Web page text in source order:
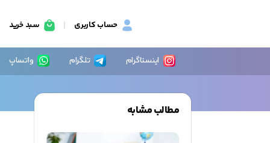
حساب کاربری سبد خرید
اینستاگرام تلگرام واتساپ
مطالب مشابه